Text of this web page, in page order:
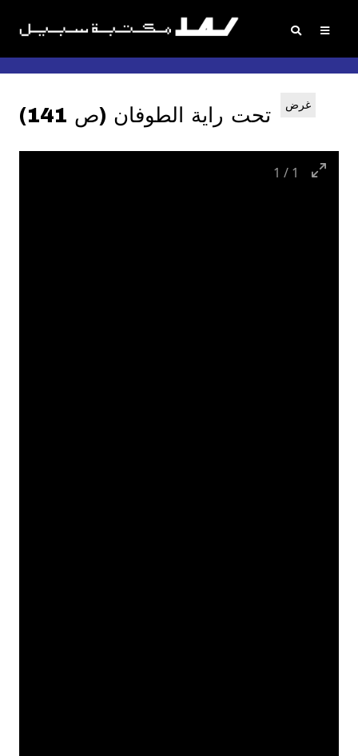
تحت راية الطوفان (ص 141) غرض
1 / 1